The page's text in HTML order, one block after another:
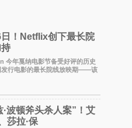
日！Netflix创下最长院
年戛纳电影节备受好评的历史
发行电影的最长院线放映期——该
（此前定档11月6日，如
·波顿斧头杀人案”！艾
莎拉·保